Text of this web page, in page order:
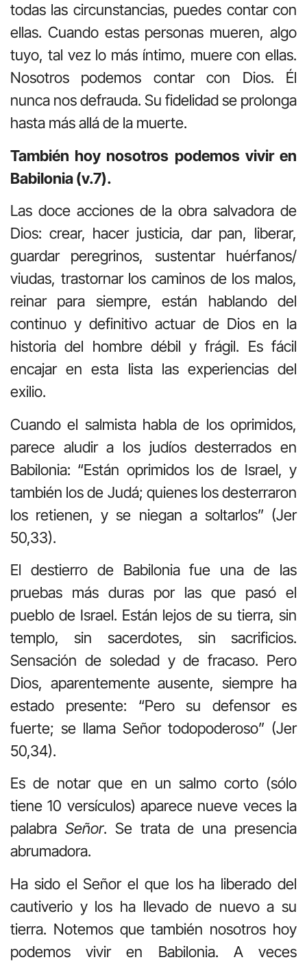
todas las circunstancias, puedes contar con
ellas. Cuando estas personas mueren, algo
tuyo, tal vez lo más íntimo, muere con ellas.
Nosotros podemos contar con Dios. Él
nunca nos defrauda. Su fidelidad se prolonga
hasta más allá de la muerte.
También hoy nosotros podemos vivir en
Babilonia (v.7).
Las doce acciones de la obra salvadora de
Dios: crear, hacer justicia, dar pan, liberar,
guardar peregrinos, sustentar huérfanos/
viudas, trastornar los caminos de los malos,
reinar para siempre, están hablando del
continuo y definitivo actuar de Dios en la
historia del hombre débil y frágil. Es fácil
encajar en esta lista las experiencias del
exilio.
Cuando el salmista habla de los oprimidos,
parece aludir a los judíos desterrados en
Babilonia: “Están oprimidos los de Israel, y
también los de Judá; quienes los desterraron
los retienen, y se niegan a soltarlos” (Jer
50,33).
El destierro de Babilonia fue una de las
pruebas más duras por las que pasó el
pueblo de Israel. Están lejos de su tierra, sin
templo, sin sacerdotes, sin sacrificios.
Sensación de soledad y de fracaso. Pero
Dios, aparentemente ausente, siempre ha
estado presente: “Pero su defensor es
fuerte; se llama Señor todopoderoso” (Jer
50,34).
Es de notar que en un salmo corto (sólo
tiene 10 versículos) aparece nueve veces la
palabra Señor. Se trata de una presencia
abrumadora.
Ha sido el Señor el que los ha liberado del
cautiverio y los ha llevado de nuevo a su
tierra. Notemos que también nosotros hoy
podemos vivir en Babilonia. A veces